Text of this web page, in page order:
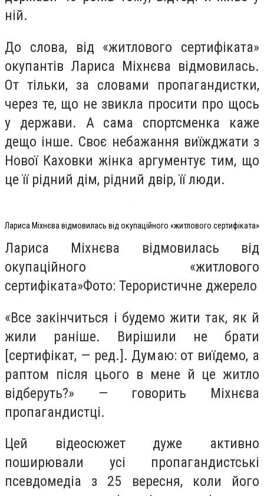
ній.
До слова, від «житлового сертифіката»
окупантів Лариса Міхнєва відмовилась.
От тільки, за словами пропагандистки,
через те, що не звикла просити про щось
у держави. А сама спортсменка каже
дещо інше. Своє небажання виїжджати з
Нової Каховки жінка аргументує тим, що
це її рідний дім, рідний двір, її люди.
Лариса Міхнєва відмовилась від окупаційного «житлового сертифіката»
Лариса Міхнєва відмовилась від
окупаційного «житлового
сертифіката»Фото: Терористичне джерело
«Все закінчиться і будемо жити так, як й
жили раніше. Вирішили не брати
[сертифікат, — ред.]. Думаю: от виїдемо, а
раптом після цього в мене й це житло
відберуть?» — говорить Міхнєва
пропагандистці.
Цей відеосюжет дуже активно
поширювали усі пропагандистські
псевдомедіа з 25 вересня, коли його